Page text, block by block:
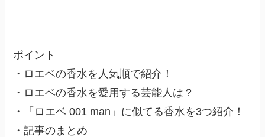
ポイント
・ロエベの香水を人気順で紹介！
・ロエベの香水を愛用する芸能人は？
・「ロエベ 001 man」に似てる香水を3つ紹介！
・記事のまとめ